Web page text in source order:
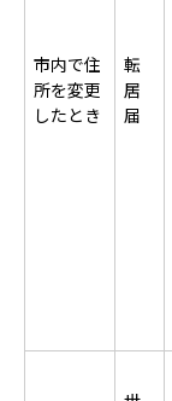
市内で住
所を変更
したとき
転
居
届